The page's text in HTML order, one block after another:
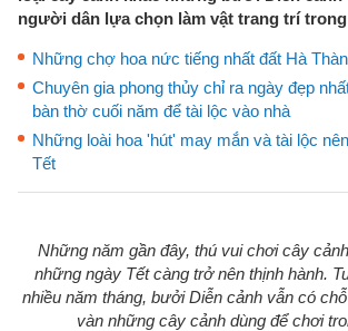
người dân lựa chọn làm vật trang trí trong
Những chợ hoa nức tiếng nhất đất Hà
Chuyên gia phong thủy chỉ ra ngày đẹp
bàn thờ cuối năm để tài lộc vào nhà
Những loài hoa 'hút' may mắn và tài lộc
Tết
Những năm gần đây, thú vui chơi cây
những ngày Tết càng trở nên thịnh hành.
nhiều năm tháng, bưởi Diễn cảnh vẫn có
vàn những cây cảnh dùng để chơi